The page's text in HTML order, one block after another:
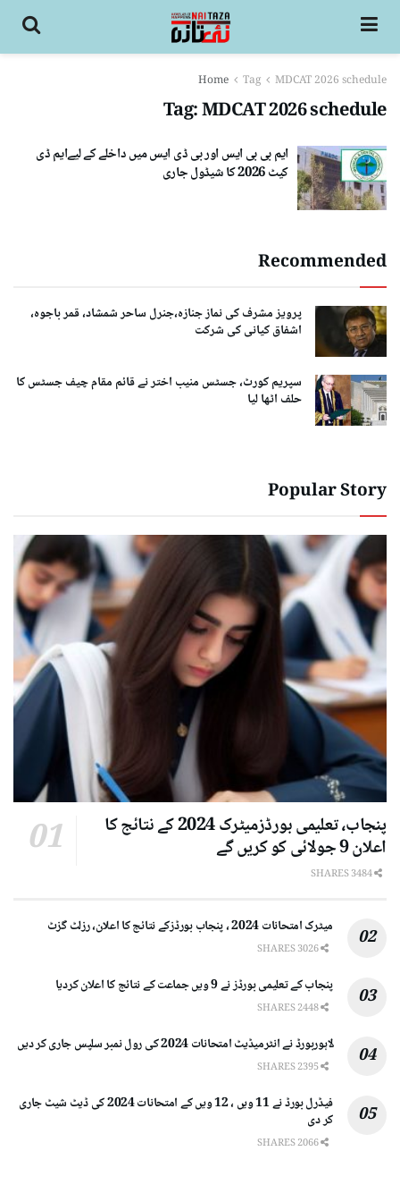
Home Tag MDCAT 2026 schedule
Tag:MDCAT 2026 schedule
ایم بی بی ایس اور بی ڈی ایس میں داخلے کے لیےایم ڈی
کیٹ 2026 کا شیڈول جاری
Recommended
پرویز مشرف کی نماز جنازہ،جنرل ساحر شمشاد، قمر باجوہ،
اشفاق کیانی کی شرکت
سپریم کورٹ، جسٹس منیب اختر نے قائم مقام چیف جسٹس کا
حلف اٹھا لیا
Popular Story
پنجاب، تعلیمی بورڈزمیٹرک 2024 کے نتائج کا
اعلان 9 جولائی کو کریں گے
میٹرک امتحانات 2024 ، پنجاب بورڈزکے نتائج کا اعلان، رزلٹ گزٹ
پنجاب کے تعلیمی بورڈز نے 9 ویں جماعت کے نتائج کا اعلان کردیا
لاہوربورڈ نے انٹرمیڈیٹ امتحانات 2024 کی رول نمبر سلپس جاری کر دیں
فیڈرل بورڈ نے 11 ویں ، 12 ویں کے امتحانات 2024 کی ڈیٹ شیٹ جاری
کر دی